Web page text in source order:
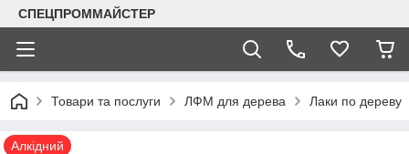
СПЕЦПРОММАЙСТЕР
Товари та послуги ЛФМ для дерева Лаки по дереву
Алкідний